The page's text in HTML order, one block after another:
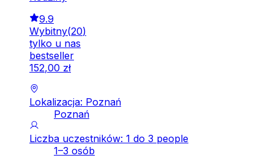
9.9
Wybitny(20)
tylko u nas
bestseller
152,00 zł
Lokalizacja: Poznań
Poznań
Liczba uczestników: 1 do 3 people
1–3 osób